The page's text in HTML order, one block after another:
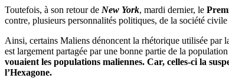
Toutefois, à son retour de New York, mardi dernier, le
contre, plusieurs personnalités politiques, de la société
Ainsi, certains Maliens dénoncent la rhétorique utilisée par
est largement partagée par une bonne partie de la
vouaient les populations maliennes. Car, celles-ci la
l’Hexagone.